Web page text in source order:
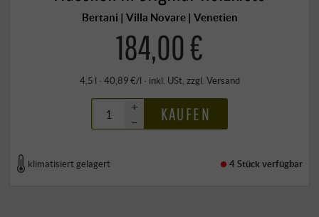
Bertani | Villa Novare | Venetien
184,00 €
4,5 l · 40,89 €/l · inkl. USt, zzgl. Versand
+
–
KAUFEN
klimatisiert gelagert 4 Stückverfügbar